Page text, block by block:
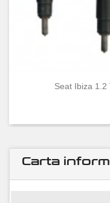
Seat Ibiza 1.2
Carta